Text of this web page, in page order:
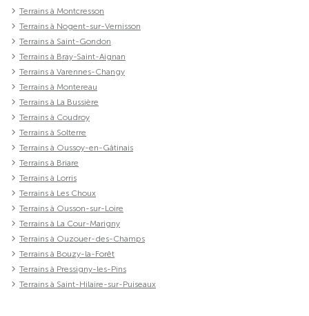
Terrains à Montcresson
Terrains à Nogent-sur-Vernisson
Terrains à Saint-Gondon
Terrains à Bray-Saint-Aignan
Terrains à Varennes-Changy
Terrains à Montereau
Terrains à La Bussière
Terrains à Coudroy
Terrains à Solterre
Terrains à Oussoy-en-Gâtinais
Terrains à Briare
Terrains à Lorris
Terrains à Les Choux
Terrains à Ousson-sur-Loire
Terrains à La Cour-Marigny
Terrains à Ouzouer-des-Champs
Terrains à Bouzy-la-Forêt
Terrains à Pressigny-les-Pins
Terrains à Saint-Hilaire-sur-Puiseaux